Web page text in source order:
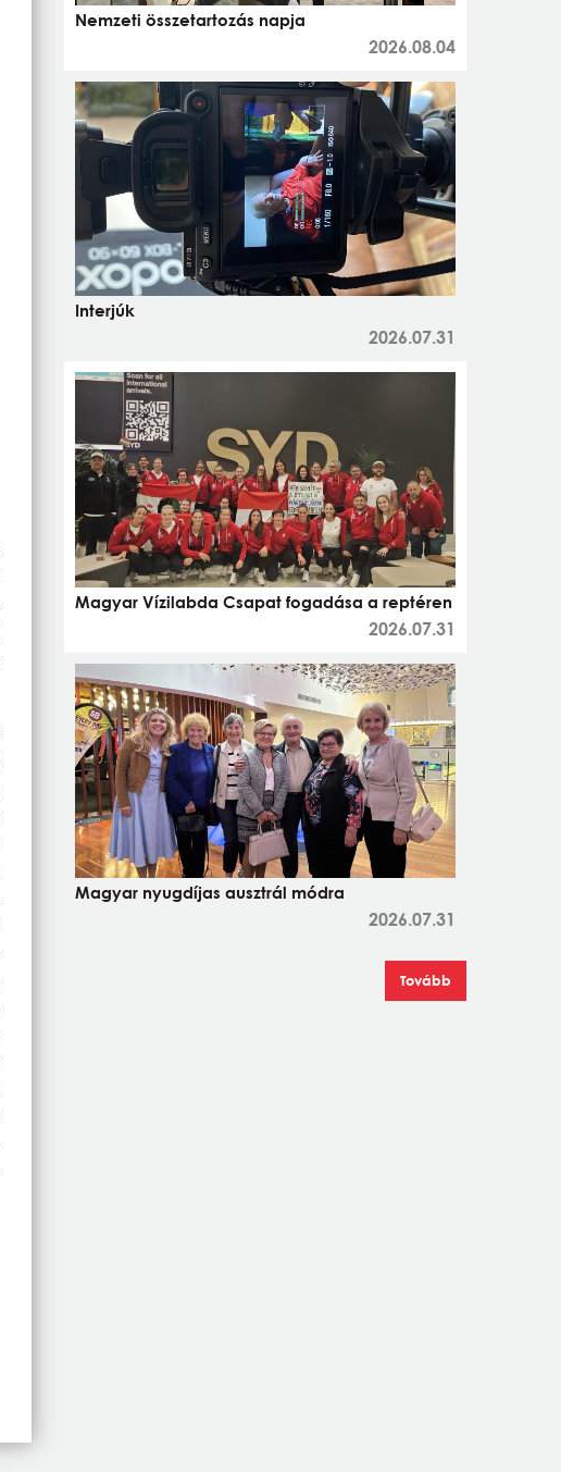
Nemzeti összetartozás napja
2026.08.04
Interjúk
2026.07.31
Magyar Vízilabda Csapat fogadása a reptéren
2026.07.31
Magyar nyugdíjas ausztrál módra
2026.07.31
Tovább